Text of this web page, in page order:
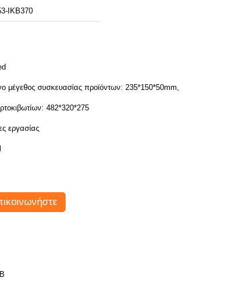
IKB370
μέγεθος συσκευασίας προϊόντων: 235*150*50mm,
482*320*275
εργασίας